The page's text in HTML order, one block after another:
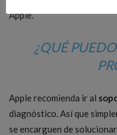
Apple.
¿QUÉ
Apple recomienda ir al
diagnóstico. Así que
se encarguen de